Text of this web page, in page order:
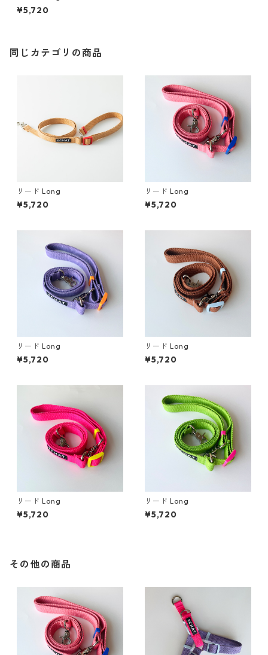
¥5,720
同じカテゴリの商品
リード Long
¥5,720
リード Long
¥5,720
リード Long
¥5,720
リード Long
¥5,720
リード Long
¥5,720
リード Long
¥5,720
その他の商品